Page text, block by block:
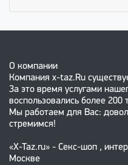
О компании
Компания x-taz.Ru
За это время услугами
воспользовались более 200
Мы работаем для Вас:
стремимся!
«X-Taz.ru» - Секс-шоп ,
Москве